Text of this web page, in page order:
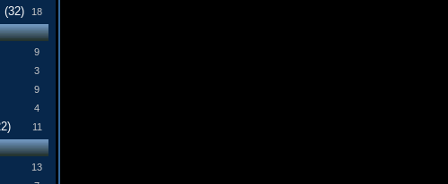
(32) 18
9
3
9
4
11
13